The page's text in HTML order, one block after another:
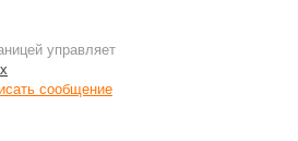
управляет
сообщение